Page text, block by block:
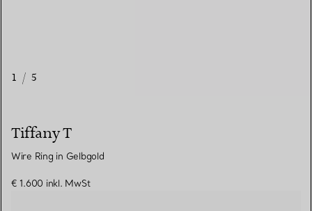
1 / 5
Tiffany T
Wire Ring in Gelbgold
€ 1.600 inkl. MwSt